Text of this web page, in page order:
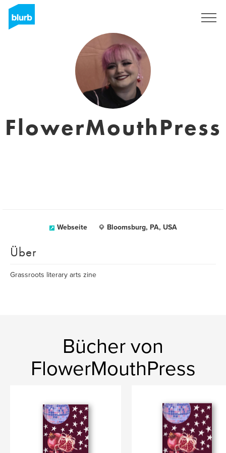
FlowerMouthPress
Webseite Bloomsburg, PA, USA
Über
Grassroots literary arts zine
Bücher von
FlowerMouthPress